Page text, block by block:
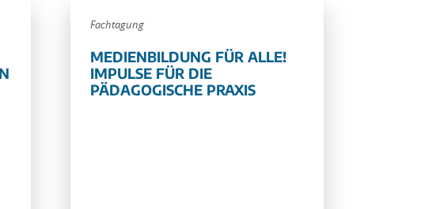
Fachtagung
MEDIENBILDUNG FÜR ALLE!
IMPULSE FÜR DIE
PÄDAGOGISCHE PRAXIS